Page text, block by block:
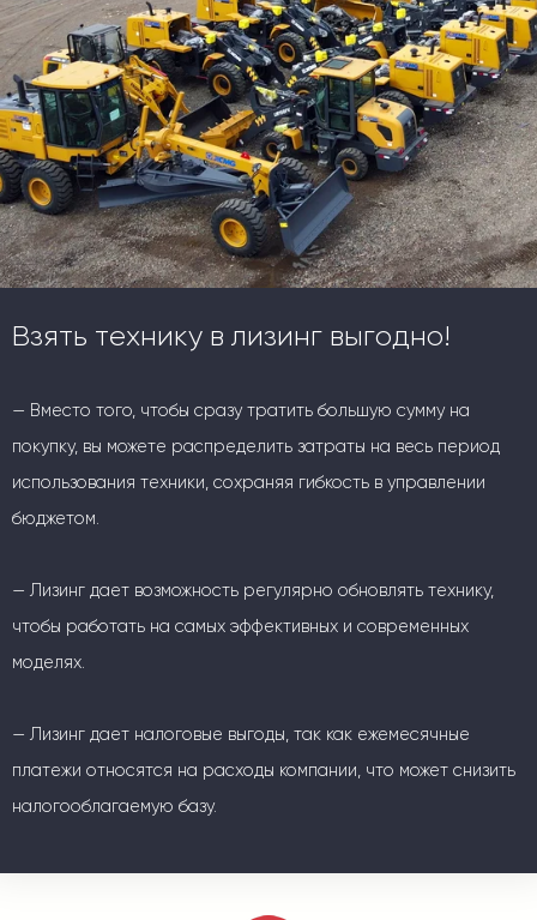
Взять технику в лизинг выгодно!
— Вместо того, чтобы сразу тратить большую сумму на
покупку, вы можете распределить затраты на весь период
использования техники, сохраняя гибкость в управлении
бюджетом.
— Лизинг дает возможность регулярно обновлять технику,
чтобы работать на самых эффективных и современных
моделях.
— Лизинг дает налоговые выгоды, так как ежемесячные
платежи относятся на расходы компании, что может снизить
налогооблагаемую базу.